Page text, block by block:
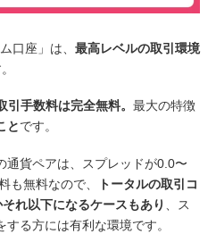
口座」は、 最高レベルの取引環境
引手数料は完全無料。 最大の特徴
とです。
通貨ペアは、スプレッドが0.0〜
も無料なので、
トータルの取引コ
れ以下になるケースもあり
、ス
る方には有利な環境です。